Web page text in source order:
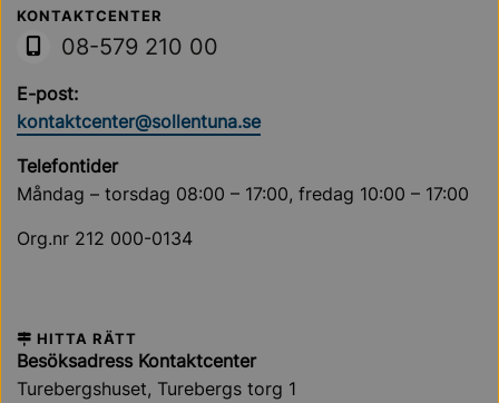
Sollentuna Kommun
KONTAKTCENTER
08-579 210 00
E-post:
kontaktcenter@sollentuna.se
Telefontider
Måndag – torsdag 08:00 – 17:00, fredag 10:00 – 17:00
Org.nr 212 000-0134
HITTA RÄTT
Besöksadress Kontaktcenter
Turebergshuset, Turebergs torg 1